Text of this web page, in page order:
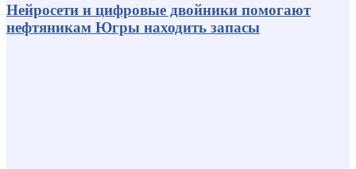
Нейросети и цифровые двойники помогают
нефтяникам Югры находить запасы